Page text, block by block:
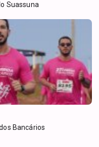
Suassuna
Bancários